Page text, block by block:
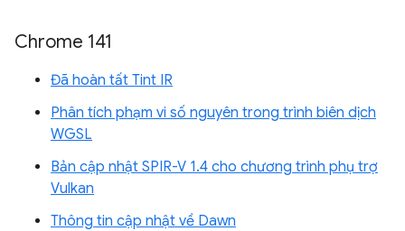
Chrome 141
Đã hoàn tất Tint IR
Phân tích phạm vi số nguyên trong trình biên dịch
WGSL
Bản cập nhật SPIR-V 1.4 cho chương trình phụ trợ
Vulkan
Thông tin cập nhật về Dawn